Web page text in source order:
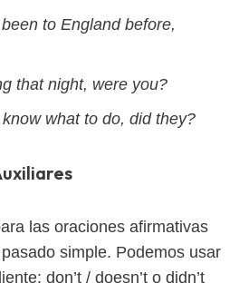
to England before,
that night, were you?
know what to do, did they?
las oraciones afirmativas
simple. Podemos usar
don’t / doesn’t o didn’t